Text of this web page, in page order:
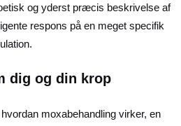
og yderst præcis beskrivelse af
respons på en meget specifik
dig og din krop
moxabehandling virker, en